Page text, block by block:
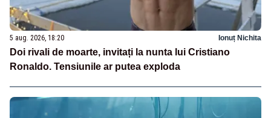
5 aug. 2026, 18:20 Ionuț Nichita
Doi rivali de moarte, invitați la nunta lui Cristiano
Ronaldo. Tensiunile ar putea exploda